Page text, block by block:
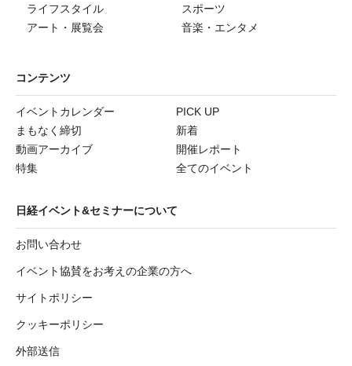
ライフスタイル
スポーツ
アート・展覧会
音楽・エンタメ
コンテンツ
イベントカレンダー
PICK UP
まもなく締切
新着
動画アーカイブ
開催レポート
特集
全てのイベント
日経イベント&セミナーについて
お問い合わせ
イベント協賛をお考えの企業の方へ
サイトポリシー
クッキーポリシー
外部送信